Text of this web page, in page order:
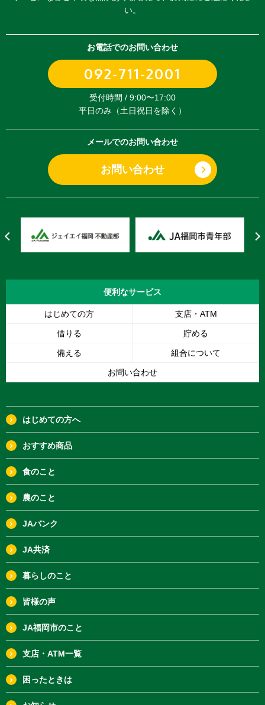
い。
お電話でのお問い合わせ
092-711-2001
受付時間 / 9:00〜17:00
平日のみ（土日祝日を除く）
メールでのお問い合わせ
お問い合わせ
便利なサービス
はじめての方 支店・ATM
借りる 貯める
備える 組合について
お問い合わせ
はじめての方へ
おすすめ商品
食のこと
農のこと
JAバンク
JA共済
暮らしのこと
皆様の声
JA福岡市のこと
支店・ATM一覧
困ったときは